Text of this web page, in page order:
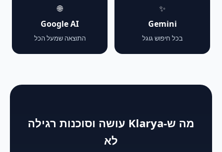
✨
Gemini
בכל חיפוש גוגל
🌐
Google AI
התוצאה שמעל הכל
מה ש-Klarya עושה וסוכנות רגילה
לא